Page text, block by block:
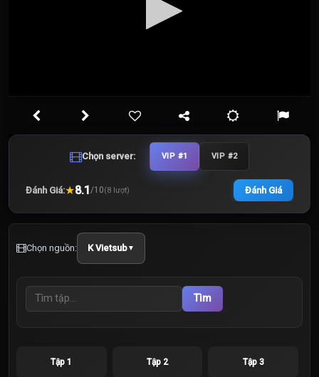
Chọn server: VIP #1 VIP #2
Đánh Giá:★8.1/10(8 lượt) Đánh Giá
Chọn nguồn: K Vietsub▼
Tìm
Tập 1 Tập 2 Tập 3